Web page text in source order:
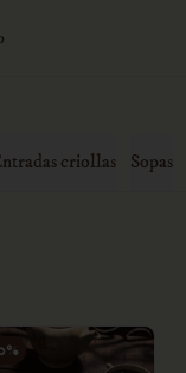
criollas Sopas
%